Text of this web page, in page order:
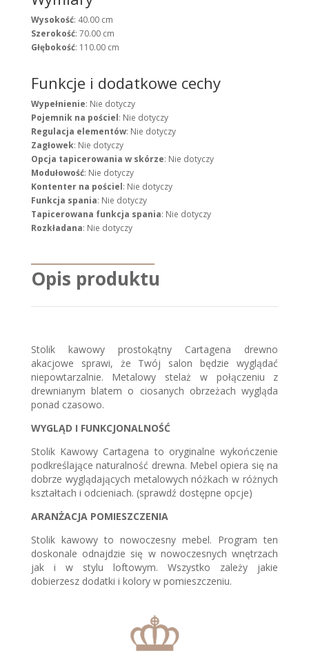
Wysokość: 40.00 cm
Szerokość: 70.00 cm
Głębokość: 110.00 cm
Funkcje i dodatkowe cechy
Wypełnienie: Nie dotyczy
Pojemnik na pościel: Nie dotyczy
Regulacja elementów: Nie dotyczy
Zagłowek: Nie dotyczy
Opcja tapicerowania w skórze: Nie dotyczy
Modułowość: Nie dotyczy
Kontenter na pościel: Nie dotyczy
Funkcja spania: Nie dotyczy
Tapicerowana funkcja spania: Nie dotyczy
Rozkładana: Nie dotyczy
Opis produktu
Stolik kawowy prostokątny Cartagena drewno
akacjowe sprawi, że Twój salon będzie wyglądać
niepowtarzalnie. Metalowy stelaż w połączeniu z
drewnianym blatem o ciosanych obrzeżach wygląda
ponad czasowo.
WYGLĄD I FUNKCJONALNOŚĆ
Stolik Kawowy Cartagena to oryginalne wykończenie
podkreślające naturalność drewna. Mebel opiera się na
dobrze wyglądających metalowych nóżkach w różnych
kształtach i odcieniach. (sprawdź dostępne opcje)
ARANŻACJA POMIESZCZENIA
Stolik kawowy to nowoczesny mebel. Program ten
doskonale odnajdzie się w nowoczesnych wnętrzach
jak i w stylu loftowym. Wszystko zależy jakie
dobierzesz dodatki i kolory w pomieszczeniu.